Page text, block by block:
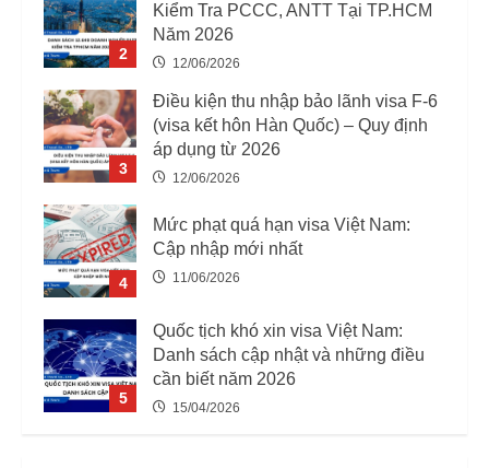
2
Kiểm Tra PCCC, ANTT Tại TP.HCM
Năm 2026
12/06/2026
3
Điều kiện thu nhập bảo lãnh visa F-6
(visa kết hôn Hàn Quốc) – Quy định
áp dụng từ 2026
12/06/2026
4
Mức phạt quá hạn visa Việt Nam:
Cập nhập mới nhất
11/06/2026
5
Quốc tịch khó xin visa Việt Nam:
Danh sách cập nhật và những điều
cần biết năm 2026
15/04/2026